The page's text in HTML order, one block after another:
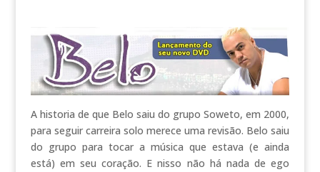
A historia de que Belo saiu do grupo Soweto, em 2000,
para seguir carreira solo merece uma revisão. Belo saiu
do grupo para tocar a música que estava (e ainda
está) em seu coração. E nisso não há nada de ego